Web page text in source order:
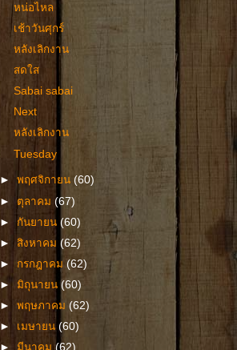
หน่อไหล
เช้าวันศุกร์
หลังเลิกงาน
สดใส
Sabai sabai
Next
หลังเลิกงาน
Tuesday
►พฤศจิกายน(60)
► ตุลาคม(67)
► กันยายน(60)
►สิงหาคม(62)
► กรกฎาคม(62)
►มิถุนายน (60)
►พฤษภาคม(62)
► เมษายน(60)
►มีนาคม(62)